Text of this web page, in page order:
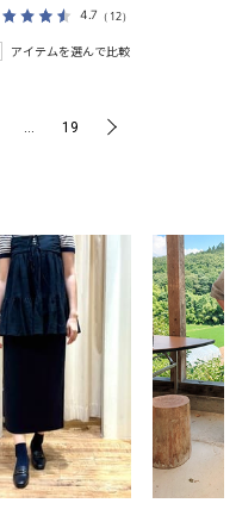
4.7 （12）
アイテムを選んで比較
… 19 >